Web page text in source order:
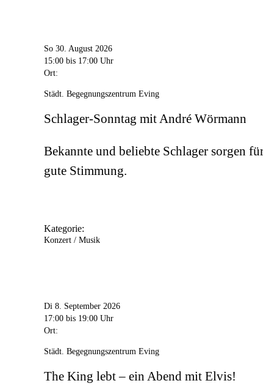
So 30. August 2026
15:00 bis 17:00 Uhr
Ort:
Städt. Begegnungszentrum Eving
Schlager-Sonntag mit André Wörmann
Bekannte und beliebte Schlager sorgen
gute Stimmung.
Kategorie:
Konzert / Musik
Di 8. September 2026
17:00 bis 19:00 Uhr
Ort:
Städt. Begegnungszentrum Eving
The King lebt – ein Abend mit Elvis!